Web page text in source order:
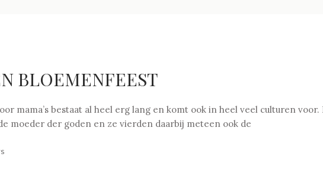
BLOEMENFEEST
mama’s bestaat al heel erg lang en komt ook in heel veel culturen
moeder der goden en ze vierden daarbij meteen ook de